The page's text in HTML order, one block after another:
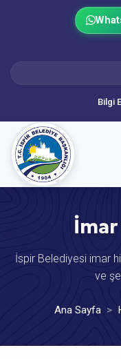
Bilgi
İspir Belediyesi imar
ve
Ana Sayfa